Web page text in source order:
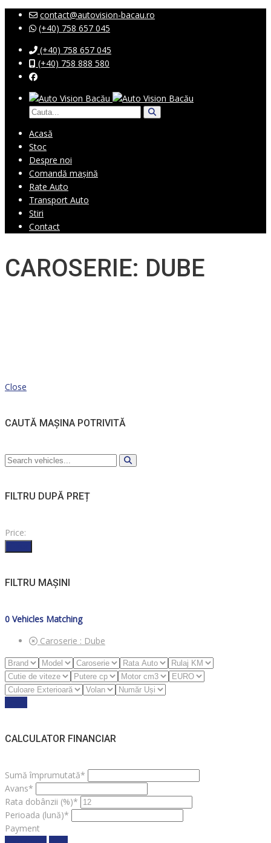
contact@autovision-bacau.ro
(+40) 758 657 045
(+40) 758 657 045
(+40) 758 888 580
Acasă
Stoc
Despre noi
Comandă mașină
Rate Auto
Transport Auto
Stiri
Contact
CAROSERIE: DUBE
Close
CAUTĂ MAȘINA POTRIVITĂ
FILTRU DUPĂ PREȚ
Price:
FILTRU MAȘINI
0 Vehicles Matching
Caroserie : Dube
CALCULATOR FINANCIAR
Sumă împrumutată*
Avans*
Rata dobânzii (%)*
Perioada (lună)*
Payment